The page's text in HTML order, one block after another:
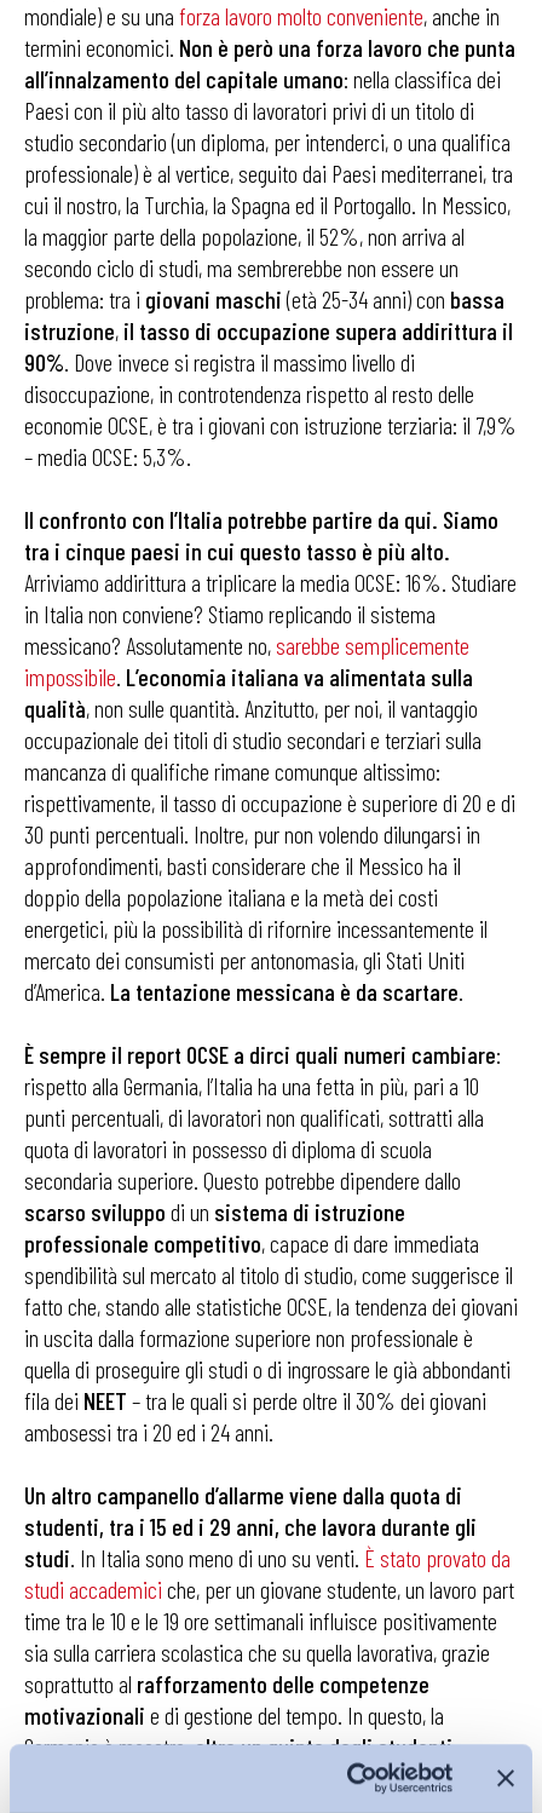
mondiale) e su una forza lavoro molto conveniente, anche in
termini economici. Non è però una forza lavoro che punta
all’innalzamento del capitale umano: nella classifica dei
Paesi con il più alto tasso di lavoratori privi di un titolo di
studio secondario (un diploma, per intenderci, o una qualifica
professionale) è al vertice, seguito dai Paesi mediterranei, tra
cui il nostro, la Turchia, la Spagna ed il Portogallo. In Messico,
la maggior parte della popolazione, il 52%, non arriva al
secondo ciclo di studi, ma sembrerebbe non essere un
problema: tra i giovani maschi(età 25-34 anni) con bassa
istruzione, il tasso di occupazione supera addirittura il
90%. Dove invece si registra il massimo livello di
disoccupazione, in controtendenza rispetto al resto delle
economie OCSE, è tra i giovani con istruzione terziaria: il 7,9%
– media OCSE: 5,3%.
Il confronto con l’Italia potrebbe partire da qui. Siamo
tra i cinque paesi in cui questo tasso è più alto.
Arriviamo addirittura a triplicare la media OCSE: 16%. Studiare
in Italia non conviene? Stiamo replicando il sistema
messicano? Assolutamente no, sarebbe semplicemente
impossibile. L’economia italiana va alimentata sulla
qualità, non sulle quantità. Anzitutto, per noi, il vantaggio
occupazionale dei titoli di studio secondari e terziari sulla
mancanza di qualifiche rimane comunque altissimo:
rispettivamente, il tasso di occupazione è superiore di 20 e di
30 punti percentuali. Inoltre, pur non volendo dilungarsi in
approfondimenti, basti considerare che il Messico ha il
doppio della popolazione italiana e la metà dei costi
energetici, più la possibilità di rifornire incessantemente il
mercato dei consumisti per antonomasia, gli Stati Uniti
d’America. La tentazione messicana è da scartare.
È sempre il report OCSE a dirci quali numeri cambiare:
rispetto alla Germania, l’Italia ha una fetta in più, pari a 10
punti percentuali, di lavoratori non qualificati, sottratti alla
quota di lavoratori in possesso di diploma di scuola
secondaria superiore. Questo potrebbe dipendere dallo
scarso sviluppo di un sistema di istruzione
professionale competitivo, capace di dare immediata
spendibilità sul mercato al titolo di studio, come suggerisce il
fatto che, stando alle statistiche OCSE, la tendenza dei giovani
in uscita dalla formazione superiore non professionale è
quella di proseguire gli studi o di ingrossare le già abbondanti
fila dei NEET – tra le quali si perde oltre il 30% dei giovani
ambosessi tra i 20 ed i 24 anni.
Un altro campanello d’allarme viene dalla quota di
studenti, tra i 15 ed i 29 anni, che lavora durante gli
studi. In Italia sono meno di uno su venti. È stato provato da
studi accademici che, per un giovane studente, un lavoro part
time tra le 10 e le 19 ore settimanali influisce positivamente
sia sulla carriera scolastica che su quella lavorativa, grazie
soprattutto al rafforzamento delle competenze
motivazionali e di gestione del tempo. In questo, la
Germania è maestra:oltre un quinto degli studenti
. Di questi, la metà frequenta